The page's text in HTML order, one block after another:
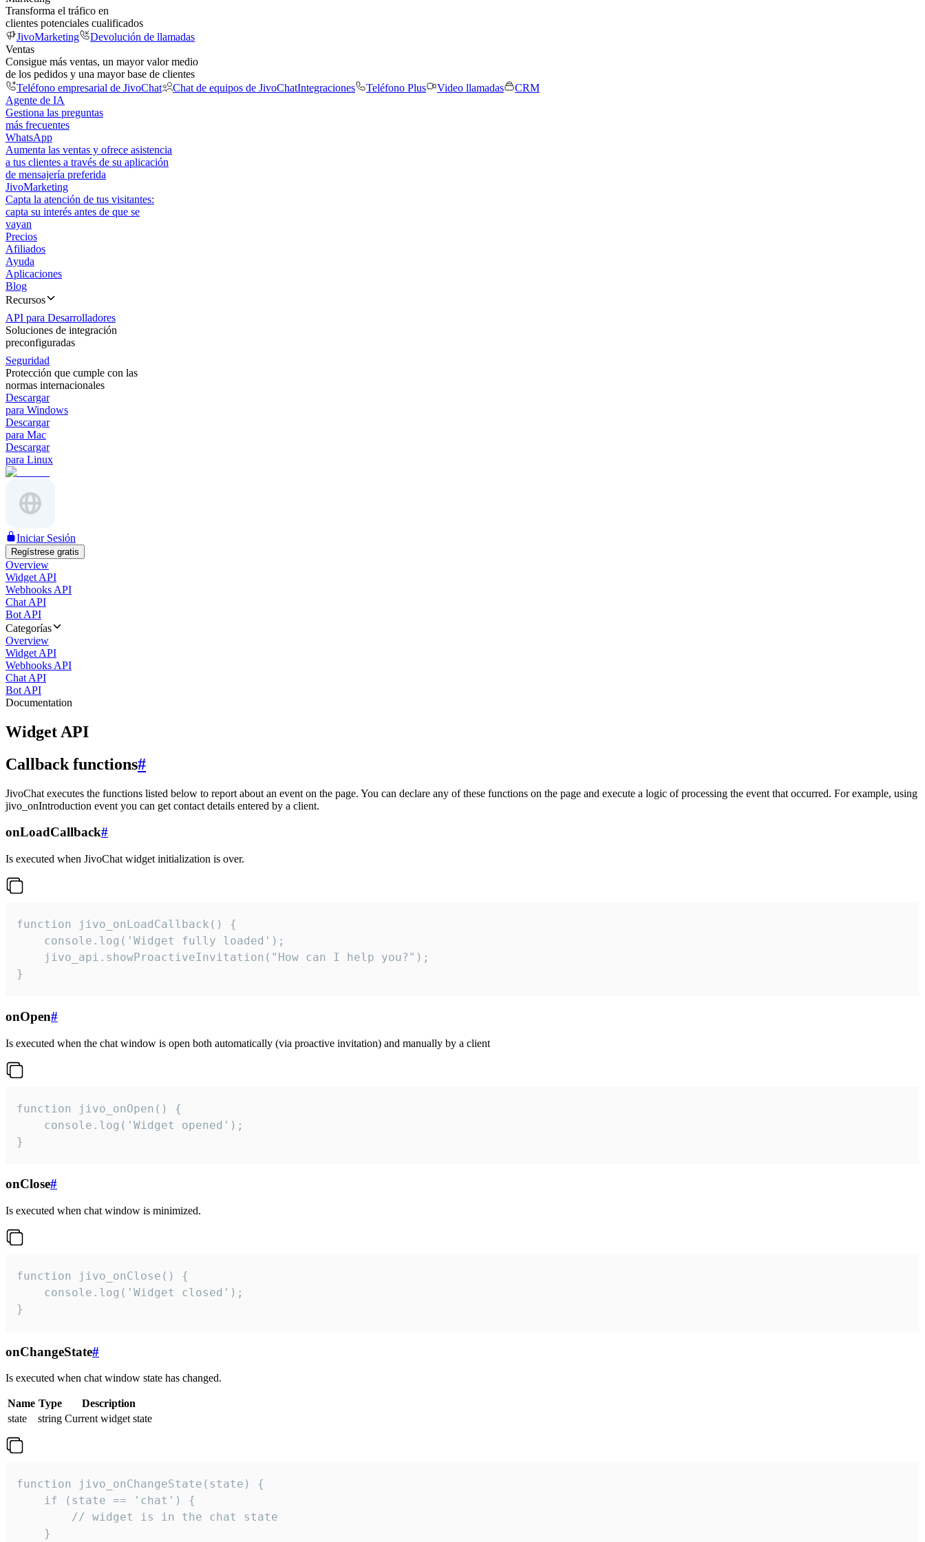
Transforma el tráfico en
clientes potenciales cualificados
JivoMarketing
Devolución de llamadas
Ventas
Consigue más ventas, un mayor valor medio
de los pedidos y una mayor base de clientes
Teléfono empresarial de JivoChat
Chat de equipos de JivoChatIntegraciones Teléfono Plus Video llamadas
CRM
Agente de IA
Gestiona las preguntas
más frecuentes
WhatsApp
Aumenta las ventas y ofrece asistencia
a tus clientes a través de su aplicación
de mensajería preferida
JivoMarketing
Capta la atención de tus visitantes:
capta su interés antes de que se
vayan
Precios
Afiliados
Ayuda
Aplicaciones
Blog
Recursos
API para Desarrolladores
Soluciones de integración
preconfiguradas
Seguridad
Protección que cumple con las
normas internacionales
Descargar
para Windows
Descargar
para Mac
Descargar
para Linux
Iniciar Sesión
Regístrese gratis
Overview
Widget API
Webhooks API
Chat API
Bot API
Categorías
Overview
Widget API
Webhooks API
Chat API
Bot API
Documentation
Widget API
Callback functions#
JivoChat executes the functions listed below to report about an event on the page. You can declare any of these functions on the page and execute a logic of processing the event that occurred. For example, using
jivo_onIntroduction event you can get contact details entered by a client.
onLoadCallback#
Is executed when JivoChat widget initialization is over.
function jivo_onLoadCallback() {
    console.log('Widget fully loaded');
    jivo_api.showProactiveInvitation("How can I help you?");
}
onOpen#
Is executed when the chat window is open both automatically (via proactive invitation) and manually by a client
function jivo_onOpen() {
    console.log('Widget opened');
}
onClose#
Is executed when chat window is minimized.
function jivo_onClose() {
    console.log('Widget closed');
}
onChangeState#
Is executed when chat window state has changed.
Name Type
Description
state
string Current widget state
function jivo_onChangeState(state) {
    if (state == 'chat') {
        // widget is in the chat state
    }